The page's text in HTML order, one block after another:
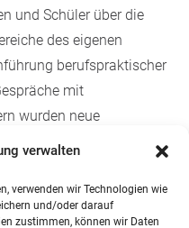
verwalten
verwenden wir Technologien wie
und/oder darauf
zustimmen, können wir Daten
und Schüler über die
des eigenen
berufspraktischer
mit
wurden neue
sodass unsere
Reflexion
ermöglichte den